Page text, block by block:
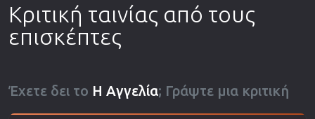
Κριτική ταινίας από τους
επισκέπτες
Έχετε δει το Η Αγγελία; Γράψτε μια κριτική